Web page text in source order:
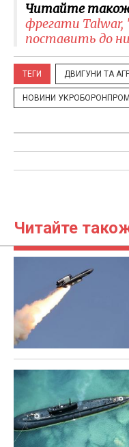
Читайте
фрегати
поставить до
ТЕГИ ДВИГУНИ ТА
НОВИНИ
Читайте